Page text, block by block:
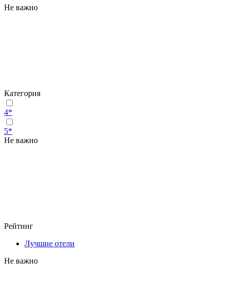
Не важно
Категория
4*
5*
Не важно
Рейтинг
Лучшие отели
Не важно